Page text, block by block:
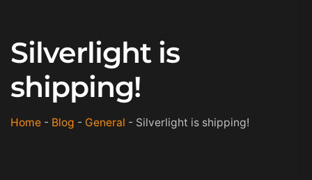
Silverlight is
shipping!
Home - Blog - General - Silverlight is shipping!